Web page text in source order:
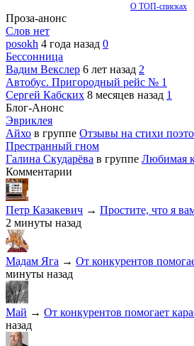
О ТОП-списках
Проза-анонс
Слов нет
posokh 4 года назад 0
Бессонница
Вадим Векслер 6 лет назад 2
Автобус. Пригородный рейс № 1
Сергей Кабских 8 месяцев назад 1
Блог-Анонс
Эвриклея
Айхо в группе Отзывы на стихи
Престранный гном
Галина Скударёва в группе Любимая
Комментарии
Петр Казакевич → Простите, что я
2 минуты назад
Мадам Яга → От конкурентов
минуты назад
Май → От конкурентов помогает
назад